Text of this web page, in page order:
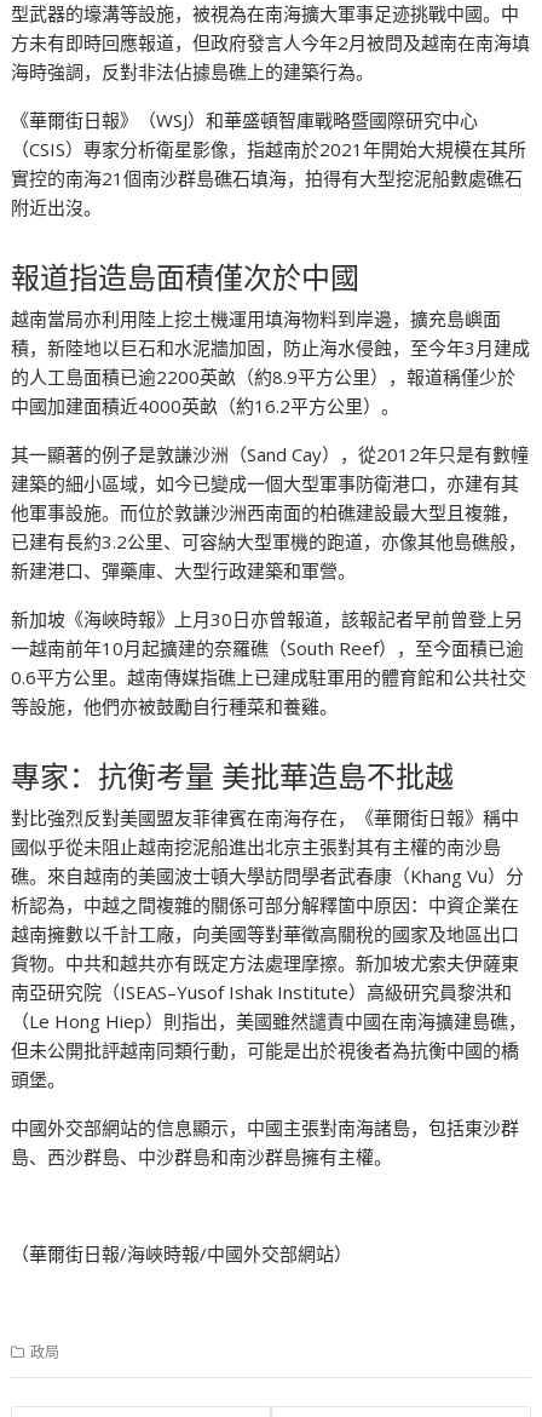
型武器的壕溝等設施，被視為在南海擴大軍事足迹挑戰中國。中
方未有即時回應報道，但政府發言人今年2月被問及越南在南海填
海時強調，反對非法佔據島礁上的建築行為。
《華爾街日報》（WSJ）和華盛頓智庫戰略暨國際研究中心
（CSIS）專家分析衛星影像，指越南於2021年開始大規模在其所
實控的南海21個南沙群島礁石填海，拍得有大型挖泥船數處礁石
附近出沒。
報道指造島面積僅次於中國
越南當局亦利用陸上挖土機運用填海物料到岸邊，擴充島嶼面
積，新陸地以巨石和水泥牆加固，防止海水侵蝕，至今年3月建成
的人工島面積已逾2200英畝（約8.9平方公里），報道稱僅少於
中國加建面積近4000英畝（約16.2平方公里）。
其一顯著的例子是敦謙沙洲（Sand Cay），從2012年只是有數幢
建築的細小區域，如今已變成一個大型軍事防衛港口，亦建有其
他軍事設施。而位於敦謙沙洲西南面的柏礁建設最大型且複雜，
已建有長約3.2公里、可容納大型軍機的跑道，亦像其他島礁般，
新建港口、彈藥庫、大型行政建築和軍營。
新加坡《海峽時報》上月30日亦曾報道，該報記者早前曾登上另
一越南前年10月起擴建的奈羅礁（South Reef），至今面積已逾
0.6平方公里。越南傳媒指礁上已建成駐軍用的體育館和公共社交
等設施，他們亦被鼓勵自行種菜和養雞。
專家：抗衡考量 美批華造島不批越
對比強烈反對美國盟友菲律賓在南海存在，《華爾街日報》稱中
國似乎從未阻止越南挖泥船進出北京主張對其有主權的南沙島
礁。來自越南的美國波士頓大學訪問學者武春康（Khang Vu）分
析認為，中越之間複雜的關係可部分解釋箇中原因：中資企業在
越南擁數以千計工廠，向美國等對華徵高關稅的國家及地區出口
貨物。中共和越共亦有既定方法處理摩擦。新加坡尤索夫伊薩東
南亞研究院（ISEAS–Yusof Ishak Institute）高級研究員黎洪和
（Le Hong Hiep）則指出，美國雖然譴責中國在南海擴建島礁，
但未公開批評越南同類行動，可能是出於視後者為抗衡中國的橋
頭堡。
中國外交部網站的信息顯示，中國主張對南海諸島，包括東沙群
島、西沙群島、中沙群島和南沙群島擁有主權。
（華爾街日報/海峽時報/中國外交部網站）
政局